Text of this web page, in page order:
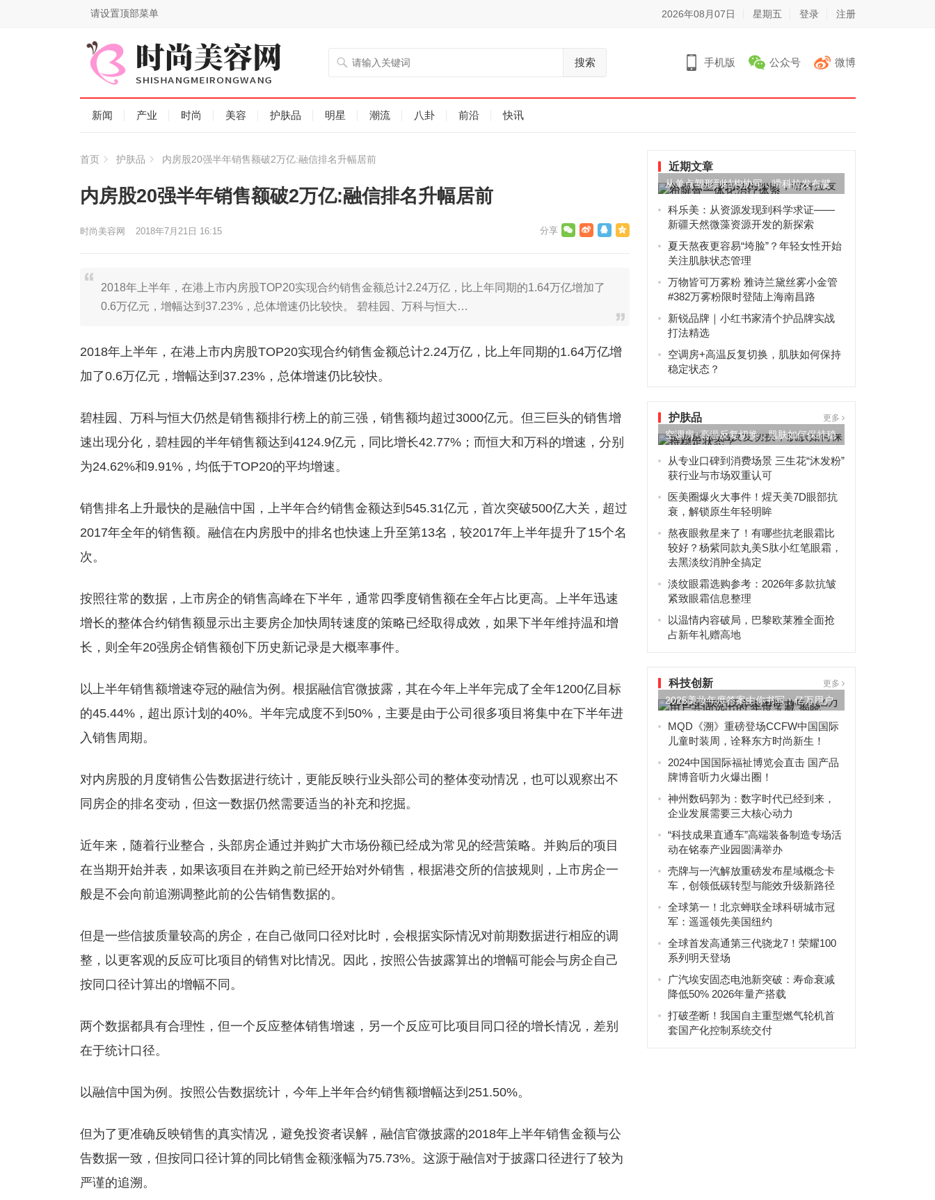
请设置顶部菜单 2026年08月07日 星期五 登录 注册
搜索 手机版 公众号 微博
新闻 产业 时尚 美容 护肤品 明星 潮流 八卦 前沿 快讯
首页 护肤品 内房股20强半年销售额破2万亿:融信排名升幅居前
内房股20强半年销售额破2万亿:融信排名升幅居前
时尚美容网 2018年7月21日 16:15
2018年上半年，在港上市内房股TOP20实现合约销售金额总计2.24万亿，比上年同期的1.64万亿增加了
0.6万亿元，增幅达到37.23%，总体增速仍比较快。 碧桂园、万科与恒大…
2018年上半年，在港上市内房股TOP20实现合约销售金额总计2.24万亿，比上年同期的1.64万亿增
加了0.6万亿元，增幅达到37.23%，总体增速仍比较快。
碧桂园、万科与恒大仍然是销售额排行榜上的前三强，销售额均超过3000亿元。但三巨头的销售增
速出现分化，碧桂园的半年销售额达到4124.9亿元，同比增长42.77%；而恒大和万科的增速，分别
为24.62%和9.91%，均低于TOP20的平均增速。
销售排名上升最快的是融信中国，上半年合约销售金额达到545.31亿元，首次突破500亿大关，超过
2017年全年的销售额。融信在内房股中的排名也快速上升至第13名，较2017年上半年提升了15个名
次。
按照往常的数据，上市房企的销售高峰在下半年，通常四季度销售额在全年占比更高。上半年迅速
增长的整体合约销售额显示出主要房企加快周转速度的策略已经取得成效，如果下半年维持温和增
长，则全年20强房企销售额创下历史新记录是大概率事件。
以上半年销售额增速夺冠的融信为例。根据融信官微披露，其在今年上半年完成了全年1200亿目标
的45.44%，超出原计划的40%。半年完成度不到50%，主要是由于公司很多项目将集中在下半年进
入销售周期。
对内房股的月度销售公告数据进行统计，更能反映行业头部公司的整体变动情况，也可以观察出不
同房企的排名变动，但这一数据仍然需要适当的补充和挖掘。
近年来，随着行业整合，头部房企通过并购扩大市场份额已经成为常见的经营策略。并购后的项目
在当期开始并表，如果该项目在并购之前已经开始对外销售，根据港交所的信披规则，上市房企一
般是不会向前追溯调整此前的公告销售数据的。
但是一些信披质量较高的房企，在自己做同口径对比时，会根据实际情况对前期数据进行相应的调
整，以更客观的反应可比项目的销售对比情况。因此，按照公告披露算出的增幅可能会与房企自己
按同口径计算出的增幅不同。
两个数据都具有合理性，但一个反应整体销售增速，另一个反应可比项目同口径的增长情况，差别
在于统计口径。
以融信中国为例。按照公告数据统计，今年上半年合约销售额增幅达到251.50%。
但为了更准确反映销售的真实情况，避免投资者误解，融信官微披露的2018年上半年销售金额与公
告数据一致，但按同口径计算的同比销售金额涨幅为75.73%。这源于融信对于披露口径进行了较为
严谨的追溯。
近期文章
从单点塑形到结构协同，嗗科拉发布腱
骨一体化治疗体系
科乐美：从资源发现到科学求证——
新疆天然微藻资源开发的新探索
夏天熬夜更容易“垮脸”？年轻女性开始
关注肌肤状态管理
万物皆可万雾粉 雅诗兰黛丝雾小金管
#382万雾粉限时登陆上海南昌路
新锐品牌｜小红书家清个护品牌实战
打法精选
空调房+高温反复切换，肌肤如何保持
稳定状态？
护肤品 更多
空调房+高温反复切换，肌肤如何保持稳
定状态？
从专业口碑到消费场景 三生花“沐发粉”
获行业与市场双重认可
医美圈爆火大事件！煋天美7D眼部抗
衰，解锁原生年轻明眸
熬夜眼救星来了！有哪些抗老眼霜比
较好？杨紫同款丸美S肽小红笔眼霜，
去黑淡纹消肿全搞定
淡纹眼霜选购参考：2026年多款抗皱
紧致眼霜信息整理
以温情内容破局，巴黎欧莱雅全面抢
占新年礼赠高地
科技创新 更多
2025美妆年度答案由你书写：亿万用户
共同选出的“年度宝藏”...
MQD《溯》重磅登场CCFW中国国际
儿童时装周，诠释东方时尚新生！
2024中国国际福祉博览会直击 国产品
牌博音听力火爆出圈！
神州数码郭为：数字时代已经到来，
企业发展需要三大核心动力
“科技成果直通车”高端装备制造专场活
动在铭泰产业园圆满举办
壳牌与一汽解放重磅发布星域概念卡
车，创领低碳转型与能效升级新路径
全球第一！北京蝉联全球科研城市冠
军：遥遥领先美国纽约
全球首发高通第三代骁龙7！荣耀100
系列明天登场
广汽埃安固态电池新突破：寿命衰减
降低50% 2026年量产搭载
打破垄断！我国自主重型燃气轮机首
套国产化控制系统交付